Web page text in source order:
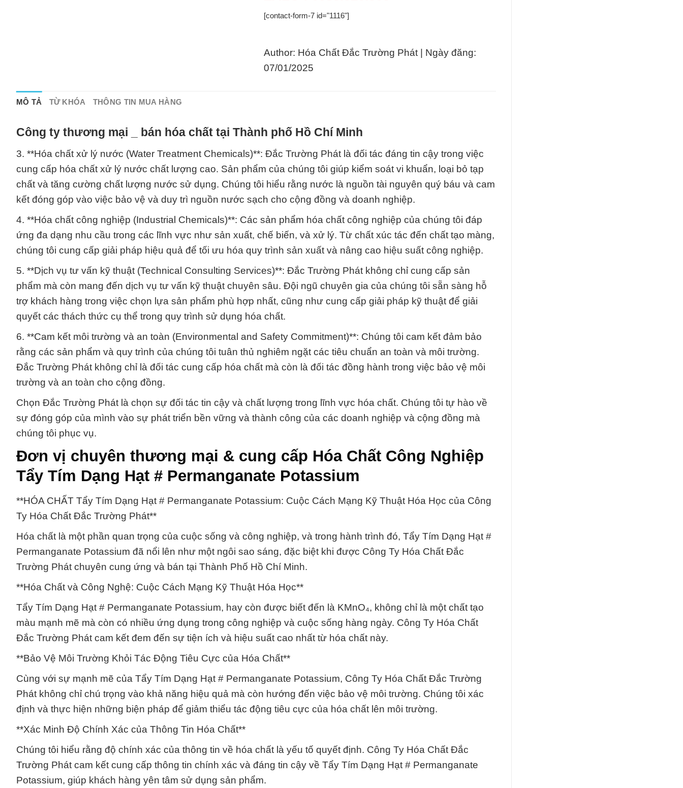
[contact-form-7 id="1116"]
Author: Hóa Chất Đắc Trường Phát | Ngày đăng:
07/01/2025
MÔ TẢ TỪ KHÓA THÔNG TIN MUA HÀNG
Công ty thương mại _ bán hóa chất tại Thành phố Hồ Chí Minh
3. **Hóa chất xử lý nước (Water Treatment Chemicals)**: Đắc Trường Phát là đối tác đáng tin cậy trong việc
cung cấp hóa chất xử lý nước chất lượng cao. Sản phẩm của chúng tôi giúp kiểm soát vi khuẩn, loại bỏ tạp
chất và tăng cường chất lượng nước sử dụng. Chúng tôi hiểu rằng nước là nguồn tài nguyên quý báu và cam
kết đóng góp vào việc bảo vệ và duy trì nguồn nước sạch cho cộng đồng và doanh nghiệp.
4. **Hóa chất công nghiệp (Industrial Chemicals)**: Các sản phẩm hóa chất công nghiệp của chúng tôi đáp
ứng đa dạng nhu cầu trong các lĩnh vực như sản xuất, chế biến, và xử lý. Từ chất xúc tác đến chất tạo màng,
chúng tôi cung cấp giải pháp hiệu quả để tối ưu hóa quy trình sản xuất và nâng cao hiệu suất công nghiệp.
5. **Dịch vụ tư vấn kỹ thuật (Technical Consulting Services)**: Đắc Trường Phát không chỉ cung cấp sản
phẩm mà còn mang đến dịch vụ tư vấn kỹ thuật chuyên sâu. Đội ngũ chuyên gia của chúng tôi sẵn sàng hỗ
trợ khách hàng trong việc chọn lựa sản phẩm phù hợp nhất, cũng như cung cấp giải pháp kỹ thuật để giải
quyết các thách thức cụ thể trong quy trình sử dụng hóa chất.
6. **Cam kết môi trường và an toàn (Environmental and Safety Commitment)**: Chúng tôi cam kết đảm bảo
rằng các sản phẩm và quy trình của chúng tôi tuân thủ nghiêm ngặt các tiêu chuẩn an toàn và môi trường.
Đắc Trường Phát không chỉ là đối tác cung cấp hóa chất mà còn là đối tác đồng hành trong việc bảo vệ môi
trường và an toàn cho cộng đồng.
Chọn Đắc Trường Phát là chọn sự đối tác tin cậy và chất lượng trong lĩnh vực hóa chất. Chúng tôi tự hào về
sự đóng góp của mình vào sự phát triển bền vững và thành công của các doanh nghiệp và cộng đồng mà
chúng tôi phục vụ.
Đơn vị chuyên thương mại & cung cấp Hóa Chất Công Nghiệp
Tẩy Tím Dạng Hạt # Permanganate Potassium
**HÓA CHẤT Tẩy Tím Dạng Hạt # Permanganate Potassium: Cuộc Cách Mạng Kỹ Thuật Hóa Học của Công
Ty Hóa Chất Đắc Trường Phát**
Hóa chất là một phần quan trọng của cuộc sống và công nghiệp, và trong hành trình đó, Tẩy Tím Dạng Hạt #
Permanganate Potassium đã nổi lên như một ngôi sao sáng, đặc biệt khi được Công Ty Hóa Chất Đắc
Trường Phát chuyên cung ứng và bán tại Thành Phố Hồ Chí Minh.
**Hóa Chất và Công Nghệ: Cuộc Cách Mạng Kỹ Thuật Hóa Học**
Tẩy Tím Dạng Hạt # Permanganate Potassium, hay còn được biết đến là KMnO₄, không chỉ là một chất tạo
màu mạnh mẽ mà còn có nhiều ứng dụng trong công nghiệp và cuộc sống hàng ngày. Công Ty Hóa Chất
Đắc Trường Phát cam kết đem đến sự tiện ích và hiệu suất cao nhất từ hóa chất này.
**Bảo Vệ Môi Trường Khỏi Tác Động Tiêu Cực của Hóa Chất**
Cùng với sự mạnh mẽ của Tẩy Tím Dạng Hạt # Permanganate Potassium, Công Ty Hóa Chất Đắc Trường
Phát không chỉ chú trọng vào khả năng hiệu quả mà còn hướng đến việc bảo vệ môi trường. Chúng tôi xác
định và thực hiện những biện pháp để giảm thiểu tác động tiêu cực của hóa chất lên môi trường.
**Xác Minh Độ Chính Xác của Thông Tin Hóa Chất**
Chúng tôi hiểu rằng độ chính xác của thông tin về hóa chất là yếu tố quyết định. Công Ty Hóa Chất Đắc
Trường Phát cam kết cung cấp thông tin chính xác và đáng tin cậy về Tẩy Tím Dạng Hạt # Permanganate
Potassium, giúp khách hàng yên tâm sử dụng sản phẩm.